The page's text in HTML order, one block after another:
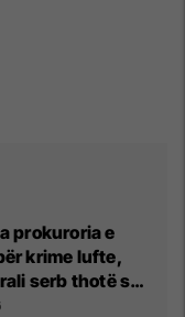
prokuroria e
krime lufte,
serb thotë se
në